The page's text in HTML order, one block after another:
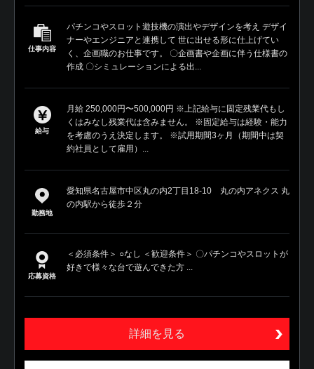
仕事内容
パチンコやスロット遊技機の演出やデザインを考え デザイ
ナーやエンジニアと連携して 世に出せる形に仕上げてい
く、企画職のお仕事です。 〇企画書や企画に伴う仕様書の
作成 〇シミュレーションによる出...
給与
月給 250,000円〜500,000円 ※上記給与に固定残業代もし
くはみなし残業代は含みません。 ※固定給与は経験・能力
を考慮のうえ決定します。 ※試用期間3ヶ月（期間中は契
約社員として雇用）...
勤務地
愛知県名古屋市中区丸の内2丁目18-10 丸の内アネクス 丸
の内駅から徒歩２分
応募資格
＜必須条件＞ ○なし ＜歓迎条件＞ 〇パチンコやスロットが
好きで様々な台で遊んできた方 ...
詳細を見る